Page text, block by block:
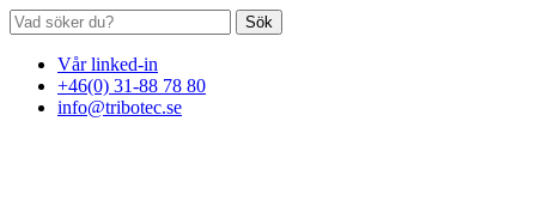
Sök
Vår linked-in
+46(0) 31-88 78 80
info@tribotec.se